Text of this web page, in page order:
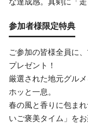
参加者様限定特典
ご参加の皆様全員に
プレゼント！
厳選された地元グル
ホッと一息。
春の風と香りに包ま
いご褒美タイム」をお